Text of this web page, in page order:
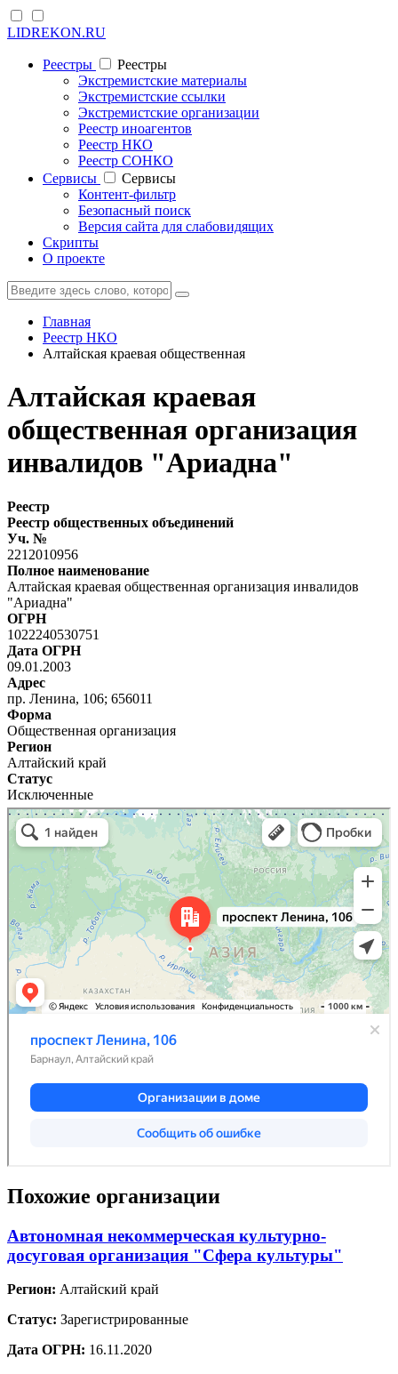
LIDREKON.RU
Реестры
Реестры
Экстремистские материалы
Экстремистские ссылки
Экстремистские организации
Реестр иноагентов
Реестр НКО
Реестр СОНКО
Cервисы
Cервисы
Контент-фильтр
Безопасный поиск
Версия сайта для слабовидящих
Скрипты
О проекте
Главная
Реестр НКО
Алтайская краевая общественная
Алтайская краевая
общественная организация
инвалидов "Ариадна"
Реестр
Реестр общественных объединений
Уч. №
2212010956
Полное наименование
Алтайская краевая общественная организация инвалидов
"Ариадна"
ОГРН
1022240530751
Дата ОГРН
09.01.2003
Адрес
пр. Ленина, 106; 656011
Форма
Общественная организация
Регион
Алтайский край
Статус
Исключенные
Похожие организации
Автономная некоммерческая культурно-
досуговая организация "Сфера культуры"
Регион: Алтайский край
Статус: Зарегистрированные
Дата ОГРН: 16.11.2020